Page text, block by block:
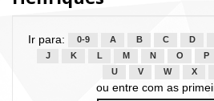
Ir para: 0-9 A B C D
J
K L M N O P
U
V W X
ou entre com as